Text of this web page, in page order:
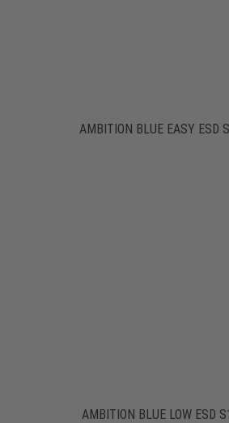
AMBITION BLUE EASY ESD
AMBITION BLUE LOW ESD